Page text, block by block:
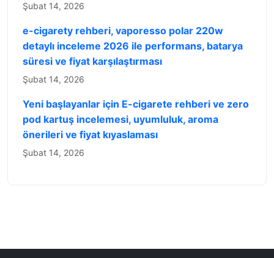
Şubat 14, 2026
e-cigarety rehberi, vaporesso polar 220w
detaylı inceleme 2026 ile performans, batarya
süresi ve fiyat karşılaştırması
Şubat 14, 2026
Yeni başlayanlar için E-cigarete rehberi ve zero
pod kartuş incelemesi, uyumluluk, aroma
önerileri ve fiyat kıyaslaması
Şubat 14, 2026